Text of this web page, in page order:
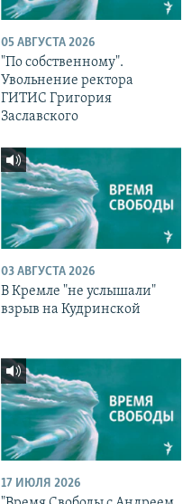
05 АВГУСТА 2026
"По собственному".
Увольнение ректора
ГИТИС Григория
Заславского
03 АВГУСТА 2026
В Кремле "не услышали"
взрыв на Кудринской
17 ИЮЛЯ 2026